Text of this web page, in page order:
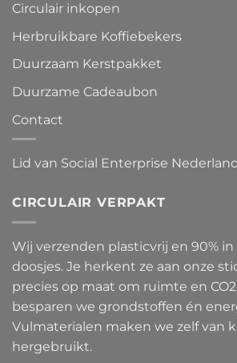
Circulair inkopen
Herbruikbare Koffiebekers
Duurzaam Kerstpakket
Duurzame Cadeaubon
Contact
Lid van Social Enterprise Nederland
CIRCULAIR VERPAKT
Wij verzenden plasticvrij en 90%
doosjes. Je herkent ze aan onze
precies op maat om ruimte en
besparen we grondstoffen én
Vulmaterialen maken we zelf van
hergebruikt.